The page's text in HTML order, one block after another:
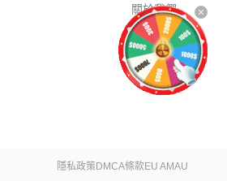
關於我們
開發者平台
商務合作
聯繫我們
隱私政策DMCA條款EU AMAU